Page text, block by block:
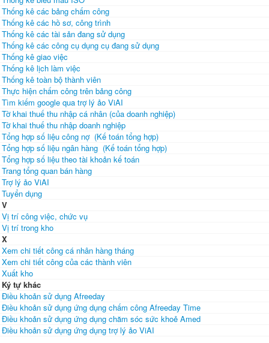
Thống kê các bảng chấm công
Thống kê các hồ sơ, công trình
Thống kê các tài sản đang sử dụng
Thống kê các công cụ dụng cụ đang sử dụng
Thống kê giao việc
Thống kê lịch làm việc
Thống kê toàn bộ thành viên
Thực hiện chấm công trên bảng công
Tìm kiếm google qua trợ lý ảo ViAI
Tờ khai thuế thu nhập cá nhân (của doanh nghiệp)
Tờ khai thuế thu nhập doanh nghiệp
Tổng hợp số liệu công nợ (Kế toán tổng hợp)
Tổng hợp số liệu ngân hàng (Kế toán tổng hợp)
Tổng hợp số liệu theo tài khoản kế toán
Trang tổng quan bán hàng
Trợ lý ảo ViAI
Tuyển dụng
V
Vị trí công việc, chức vụ
Vị trí trong kho
X
Xem chi tiết công cá nhân hàng tháng
Xem chi tiết công của các thành viên
Xuất kho
Ký tự khác
Điều khoản sử dụng Afreeday
Điều khoản sử dụng ứng dụng chấm công Afreeday Time
Điều khoản sử dụng ứng dụng chăm sóc sức khoẻ Amed
Điều khoản sử dụng ứng dụng trợ lý ảo ViAI